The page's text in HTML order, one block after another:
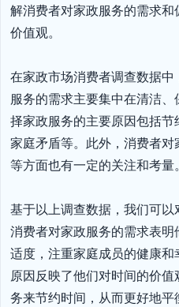
解消费者对家政服务的需求
价值观。
在家政市场消费者调查数据
服务的需求主要集中在清洁
择家政服务的主要原因包括
家庭矛盾等。此外，消费者
等方面也有一定的关注和考量。
基于以上调查数据，我们可以
消费者对家政服务的需求表
适度，注重家庭成员的健康
原因反映了他们对时间的价
务来节约时间，从而更好地